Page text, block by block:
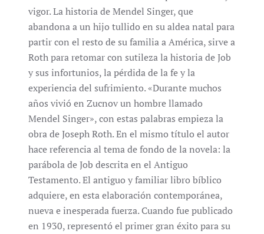
vigor. La historia de Mendel Singer, que
abandona a un hijo tullido en su aldea natal para
partir con el resto de su familia a América, sirve a
Roth para retomar con sutileza la historia de Job
y sus infortunios, la pérdida de la fe y la
experiencia del sufrimiento. «Durante muchos
años vivió en Zucnov un hombre llamado
Mendel Singer», con estas palabras empieza la
obra de Joseph Roth. En el mismo título el autor
hace referencia al tema de fondo de la novela: la
parábola de Job descrita en el Antiguo
Testamento. El antiguo y familiar libro bíblico
adquiere, en esta elaboración contemporánea,
nueva e inesperada fuerza. Cuando fue publicado
en 1930, representó el primer gran éxito para su